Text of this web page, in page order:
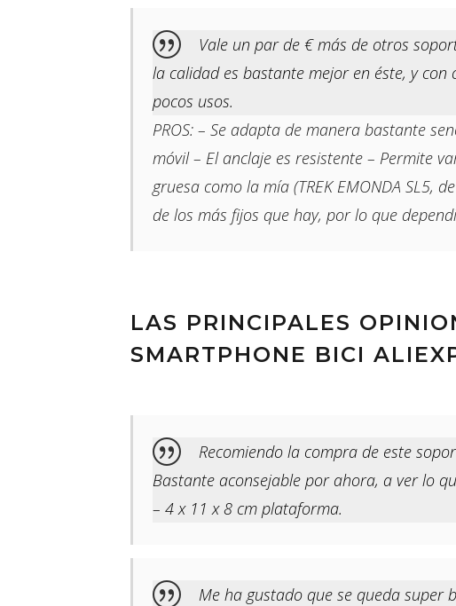
Vale un par de € más de otros
la calidad es bastante mejor en éste, y
pocos usos.
PROS: – Se adapta de manera bastante
móvil – El anclaje es resistente – Permite
gruesa como la mía (TREK EMONDA SL5,
de los más fijos que hay, por lo que
LAS PRINCIPALES
SMARTPHONE BICI
Recomiendo la compra de este
Bastante aconsejable por ahora, a ver lo
– 4 x 11 x 8 cm plataforma.
Me ha gustado que se queda super